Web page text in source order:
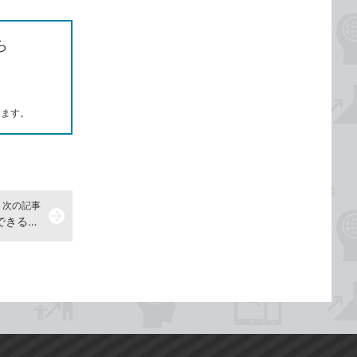
す。
次の記事
Bluetooth機器を接続するには -『できるWindows 11 2024年 改訂3版 Copilot対応』動画解説